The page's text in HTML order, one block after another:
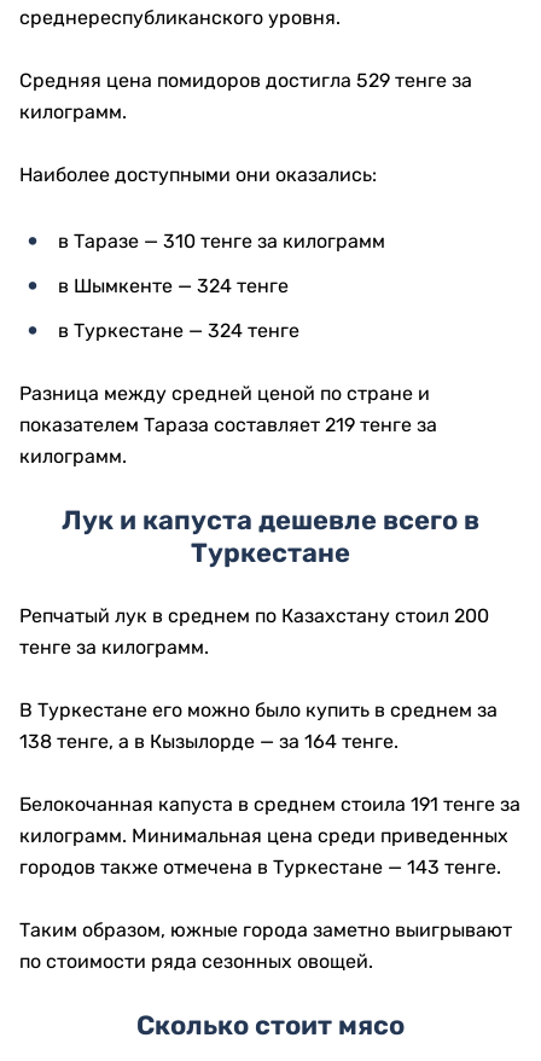
среднереспубликанского уровня.
Средняя цена помидоров достигла 529 тенге за
килограмм.
Наиболее доступными они оказались:
в Таразе — 310 тенге за килограмм
в Шымкенте — 324 тенге
в Туркестане — 324 тенге
Разница между средней ценой по стране и
показателем Тараза составляет 219 тенге за
килограмм.
Лук и капуста дешевле всего в
Туркестане
Репчатый лук в среднем по Казахстану стоил 200
тенге за килограмм.
В Туркестане его можно было купить в среднем за
138 тенге, а в Кызылорде — за 164 тенге.
Белокочанная капуста в среднем стоила 191 тенге за
килограмм. Минимальная цена среди приведенных
городов также отмечена в Туркестане — 143 тенге.
Таким образом, южные города заметно выигрывают
по стоимости ряда сезонных овощей.
Сколько стоит мясо